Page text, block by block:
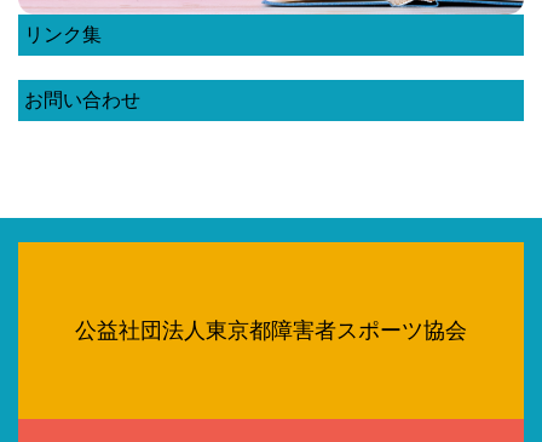
リンク集
お問い合わせ
公益社団法人東京都障害者スポーツ協会